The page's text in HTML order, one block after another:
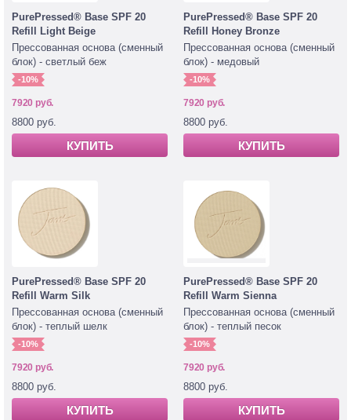
PurePressed® Base SPF 20
Refill Light Beige
Прессованная основа (сменный
блок) - светлый беж
-10%
7920 руб.
8800 руб.
КУПИТЬ
PurePressed® Base SPF 20
Refill Honey Bronze
Прессованная основа (сменный
блок) - медовый
-10%
7920 руб.
8800 руб.
КУПИТЬ
PurePressed® Base SPF 20
Refill Warm Silk
Прессованная основа (сменный
блок) - теплый шелк
-10%
7920 руб.
8800 руб.
КУПИТЬ
PurePressed® Base SPF 20
Refill Warm Sienna
Прессованная основа (сменный
блок) - теплый песок
-10%
7920 руб.
8800 руб.
КУПИТЬ